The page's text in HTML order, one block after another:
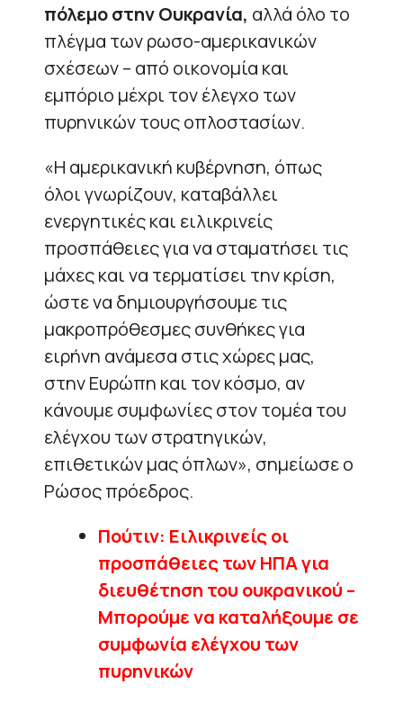
πόλεμο στην Ουκρανία, αλλά όλο το
πλέγμα των ρωσο-αμερικανικών
σχέσεων – από οικονομία και
εμπόριο μέχρι τον έλεγχο των
πυρηνικών τους οπλοστασίων.
«Η αμερικανική κυβέρνηση, όπως
όλοι γνωρίζουν, καταβάλλει
ενεργητικές και ειλικρινείς
προσπάθειες για να σταματήσει τις
μάχες και να τερματίσει την κρίση,
ώστε να δημιουργήσουμε τις
μακροπρόθεσμες συνθήκες για
ειρήνη ανάμεσα στις χώρες μας,
στην Ευρώπη και τον κόσμο, αν
κάνουμε συμφωνίες στον τομέα του
ελέγχου των στρατηγικών,
επιθετικών μας όπλων», σημείωσε ο
Ρώσος πρόεδρος.
Πούτιν: Ειλικρινείς οι
προσπάθειες των ΗΠΑ για
διευθέτηση του ουκρανικού –
Μπορούμε να καταλήξουμε σε
συμφωνία ελέγχου των
πυρηνικών